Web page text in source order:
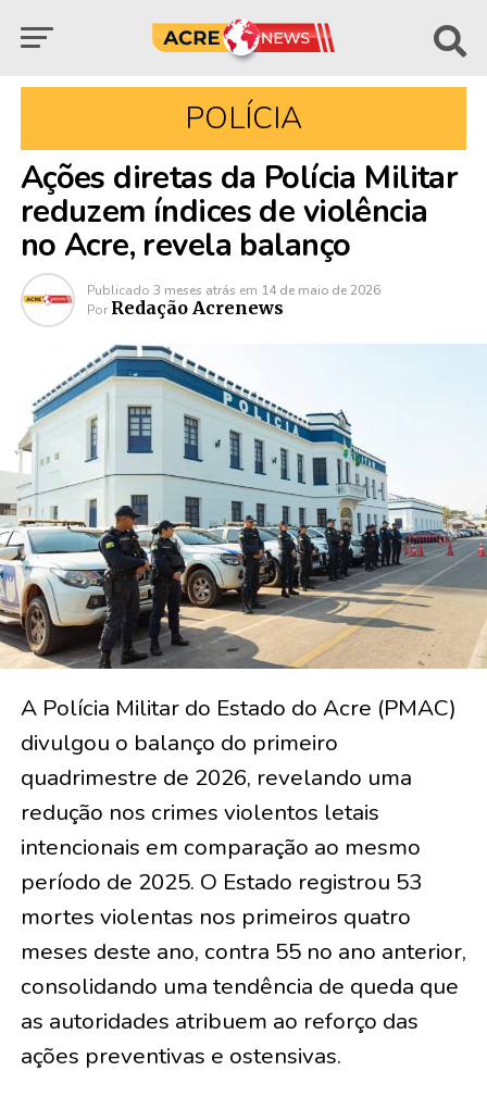
POLÍCIA
Ações diretas da Polícia Militar
reduzem índices de violência
no Acre, revela balanço
Publicado 3 meses atrás em 14 de maio de 2026
Por Redação Acrenews
A Polícia Militar do Estado do Acre (PMAC)
divulgou o balanço do primeiro
quadrimestre de 2026, revelando uma
redução nos crimes violentos letais
intencionais em comparação ao mesmo
período de 2025. O Estado registrou 53
mortes violentas nos primeiros quatro
meses deste ano, contra 55 no ano anterior,
consolidando uma tendência de queda que
as autoridades atribuem ao reforço das
ações preventivas e ostensivas.